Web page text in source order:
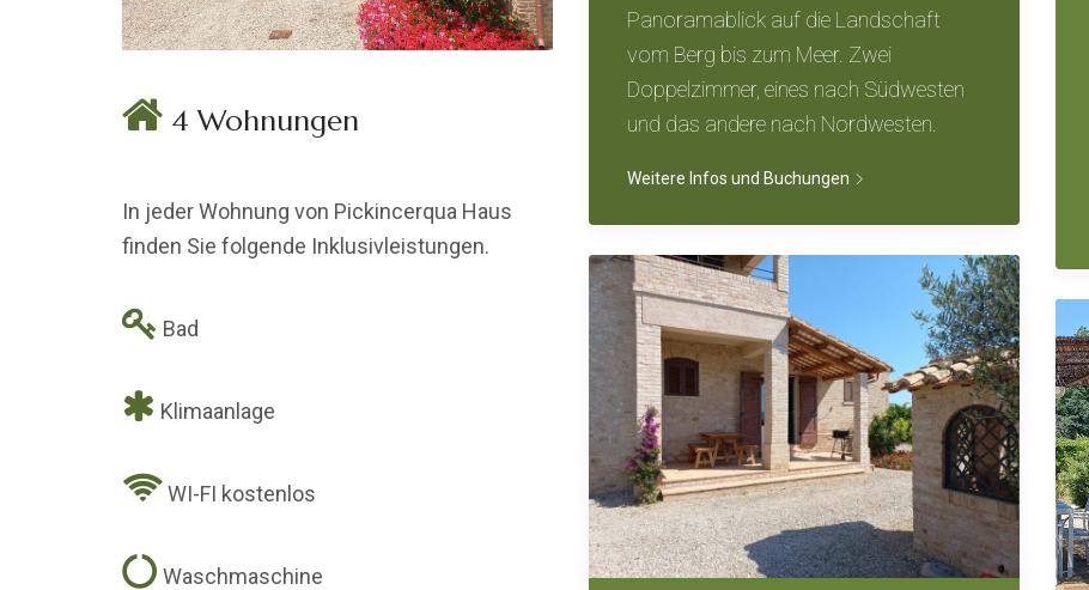
4 Wohnungen
In jeder Wohnung von Pickincerqua Haus
finden Sie folgende Inklusivleistungen.
Bad
Klimaanlage
WI-FI kostenlos
Waschmaschine
Panoramablick auf die Landschaft
vom Berg bis zum Meer. Zwei
Doppelzimmer, eines nach Südwesten
und das andere nach Nordwesten.
Weitere Infos und Buchungen